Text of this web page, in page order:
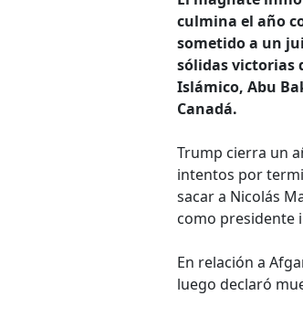
culmina el año
sometido a un
sólidas victorias
Islámico, Abu
Canadá.
Trump cierra un
intentos por
sacar a Nicolás
como presidente
En relación a
luego declaró